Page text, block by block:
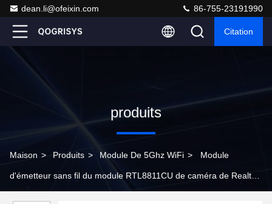
dean.li@ofeixin.com 86-755-23191990
Citation
produits
Maison > Produits > Module De 5Ghz WiFi > Module
d'émetteur sans fil du module RTL8811CU de caméra de Realtek